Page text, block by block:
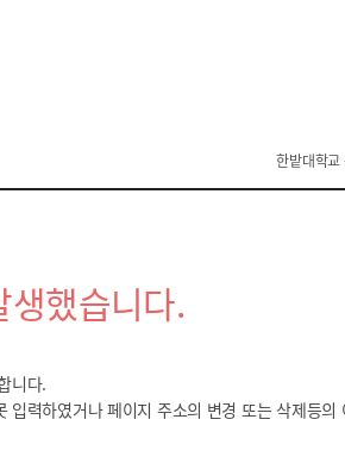
생했습니다.
니다.
입력하였거나 페이지 주소의 변경 또는 삭제등의
한밭대학교